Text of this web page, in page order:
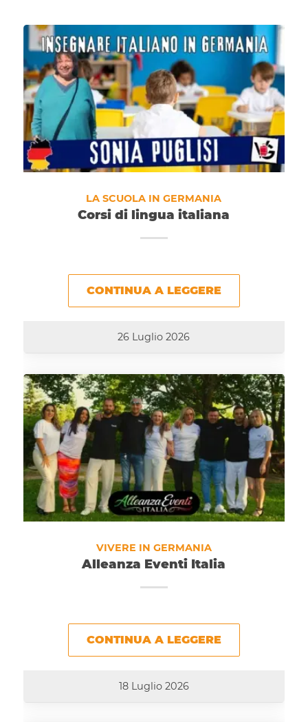
LA SCUOLA IN GERMANIA
Corsi di lingua italiana
CONTINUA A LEGGERE
26 Luglio 2026
VIVERE IN GERMANIA
Alleanza Eventi Italia
CONTINUA A LEGGERE
18 Luglio 2026